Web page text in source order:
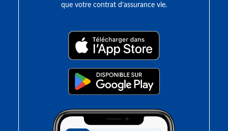
que votre contrat d’assurance vie.